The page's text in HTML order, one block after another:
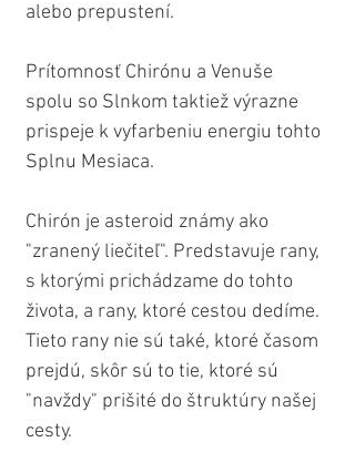
alebo prepustení.
Prítomnosť Chirónu a Venuše
spolu so Slnkom taktiež výrazne
prispeje k vyfarbeniu energiu tohto
Splnu Mesiaca.
Chirón je asteroid známy ako
"zranený liečiteľ". Predstavuje rany,
s ktorými prichádzame do tohto
života, a rany, ktoré cestou dedíme.
Tieto rany nie sú také, ktoré časom
prejdú, skôr sú to tie, ktoré sú
"navždy" prišité do štruktúry našej
cesty.